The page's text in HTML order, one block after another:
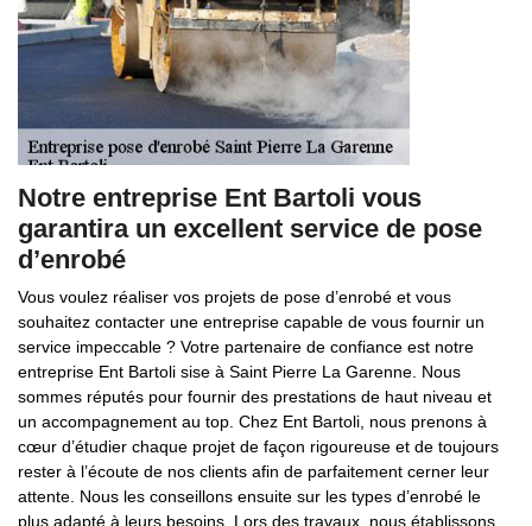
Notre entreprise Ent Bartoli vous
garantira un excellent service de pose
d’enrobé
Vous voulez réaliser vos projets de pose d’enrobé et vous
souhaitez contacter une entreprise capable de vous fournir un
service impeccable ? Votre partenaire de confiance est notre
entreprise Ent Bartoli sise à Saint Pierre La Garenne. Nous
sommes réputés pour fournir des prestations de haut niveau et
un accompagnement au top. Chez Ent Bartoli, nous prenons à
cœur d’étudier chaque projet de façon rigoureuse et de toujours
rester à l’écoute de nos clients afin de parfaitement cerner leur
attente. Nous les conseillons ensuite sur les types d’enrobé le
plus adapté à leurs besoins. Lors des travaux, nous établissons